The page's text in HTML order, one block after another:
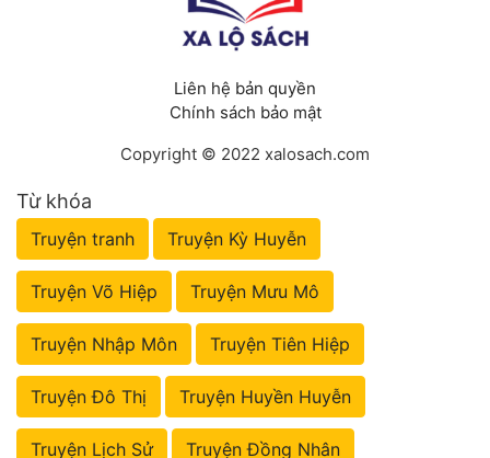
Liên hệ bản quyền
Chính sách bảo mật
Copyright © 2022 xalosach.com
Từ khóa
Truyện tranh Truyện Kỳ Huyễn
Truyện Võ Hiệp Truyện Mưu Mô
Truyện Nhập Môn Truyện Tiên Hiệp
Truyện Đô Thị Truyện Huyền Huyễn
Truyện Lịch Sử Truyện Đồng Nhân